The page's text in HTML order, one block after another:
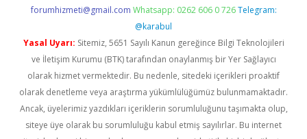
forumhizmeti@gmail.com Whatsapp: 0262 606 0 726 Telegram:
@karabul
Yasal Uyarı: Sitemiz, 5651 Sayılı Kanun gereğince Bilgi Teknolojileri
ve İletişim Kurumu (BTK) tarafından onaylanmış bir Yer Sağlayıcı
olarak hizmet vermektedir. Bu nedenle, sitedeki içerikleri proaktif
olarak denetleme veya araştırma yükümlülüğümüz bulunmamaktadır.
Ancak, üyelerimiz yazdıkları içeriklerin sorumluluğunu taşımakta olup,
siteye üye olarak bu sorumluluğu kabul etmiş sayılırlar. Bu internet